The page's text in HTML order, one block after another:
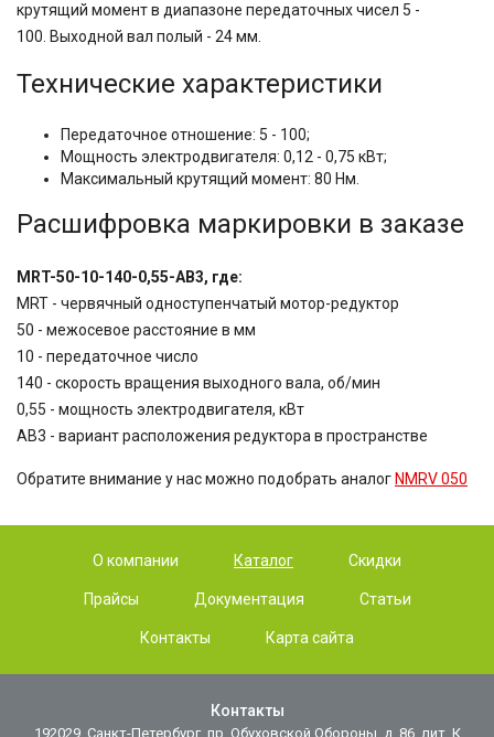
крутящий момент в диапазоне передаточных чисел 5 -
100. Выходной вал полый - 24 мм.
Технические характеристики
Передаточное отношение: 5 - 100;
Мощность электродвигателя: 0,12 - 0,75 кВт;
Максимальный крутящий момент: 80 Нм.
Расшифровка маркировки в заказе
MRT-50-10-140-0,55-AB3, где:
MRT - червячный одноступенчатый мотор-редуктор
50 - межосевое расстояние в мм
10 - передаточное число
140 - скорость вращения выходного вала, об/мин
0,55 - мощность электродвигателя, кВт
AB3 - вариант расположения редуктора в пространстве
Обратите внимание у нас можно подобрать аналог NMRV 050
О компании Каталог Скидки
Прайсы Документация Статьи
Контакты Карта сайта
Контакты
192029, Санкт-Петербург, пр. Обуховской Обороны, д. 86, лит. К